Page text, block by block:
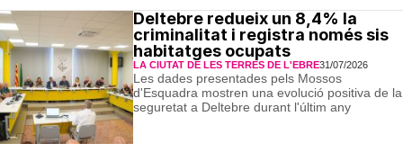
Deltebre redueix un 8,4% la
criminalitat i registra només sis
habitatges ocupats
LA CIUTAT DE LES TERRES DE L'EBRE31/07/2026
Les dades presentades pels Mossos
d'Esquadra mostren una evolució positiva de la
seguretat a Deltebre durant l'últim any